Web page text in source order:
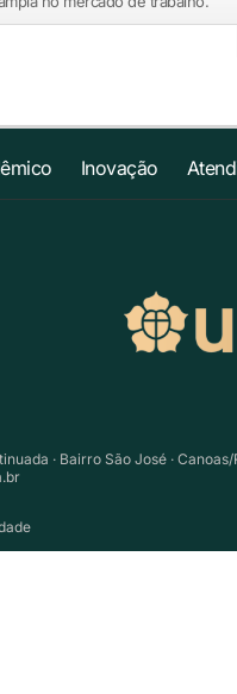
Inovação
· Bairro São José ·